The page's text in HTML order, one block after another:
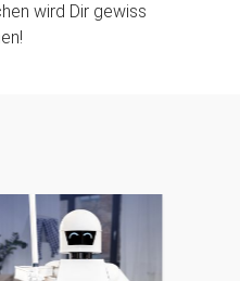
wird Dir gewiss